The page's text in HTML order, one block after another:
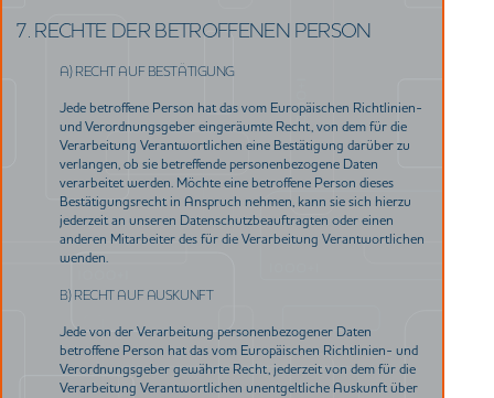
7. RECHTE DER BETROFFENEN PERSON
A) RECHT AUF BESTÄTIGUNG
Jede betroffene Person hat das vom Europäischen Richtlinien-
und Verordnungsgeber eingeräumte Recht, von dem für die
Verarbeitung Verantwortlichen eine Bestätigung darüber zu
verlangen, ob sie betreffende personenbezogene Daten
verarbeitet werden. Möchte eine betroffene Person dieses
Bestätigungsrecht in Anspruch nehmen, kann sie sich hierzu
jederzeit an unseren Datenschutzbeauftragten oder einen
anderen Mitarbeiter des für die Verarbeitung Verantwortlichen
wenden.
B) RECHT AUF AUSKUNFT
Jede von der Verarbeitung personenbezogener Daten
betroffene Person hat das vom Europäischen Richtlinien- und
Verordnungsgeber gewährte Recht, jederzeit von dem für die
Verarbeitung Verantwortlichen unentgeltliche Auskunft über